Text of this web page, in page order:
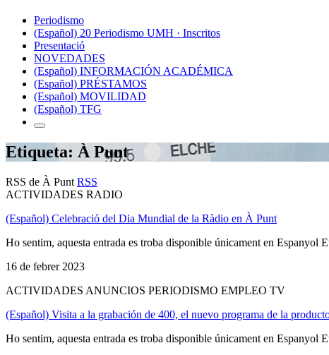
Periodismo
(Español) 20 Periodismo UMH · Inscritos
Presentació
NOVEDADES
(Español) INFORMACIÓN ACADÉMICA
(Español) PRÉSTAMOS
(Español) MOVILIDAD
(Español) TFG
Etiqueta: À Punt
RSS de À Punt RSS
ACTIVIDADES RADIO
(Español) Celebració del Dia Mundial de la Ràdio en À Punt
Ho sentim, aquesta entrada es troba disponible únicament en Espanyol
16 de febrer 2023
ACTIVIDADES ANUNCIOS PERIODISMO EMPLEO TV
(Español) Visita a la grabación de 400, el nuevo programa de la
Ho sentim, aquesta entrada es troba disponible únicament en Espanyol